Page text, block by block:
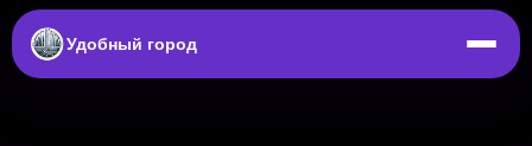
Удобный город